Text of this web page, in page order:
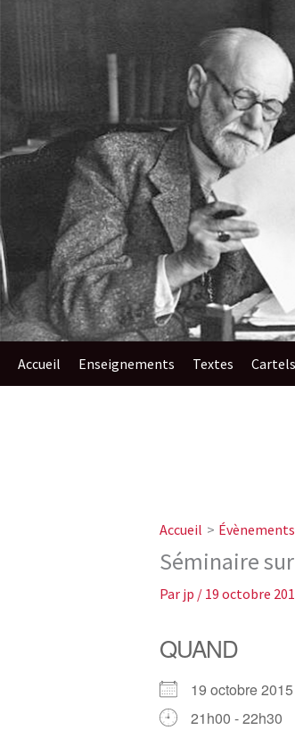
Accueil Enseignements​ Textes Cartels
Accueil Évènements
Séminaire
Par jp / 19 octobre
QUAND
19 octobre
21h00 - 22h30